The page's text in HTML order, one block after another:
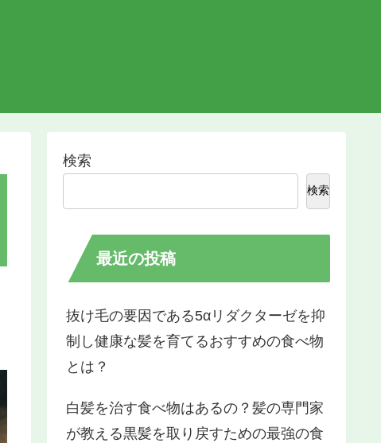
検索
検索
最近の投稿
抜け毛の要因である5αリダクターゼを抑
制し健康な髪を育てるおすすめの食べ物
とは？
白髪を治す食べ物はあるの？髪の専門家
が教える黒髪を取り戻すための最強の食